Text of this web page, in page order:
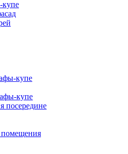
купе
купе
посередине
помещения